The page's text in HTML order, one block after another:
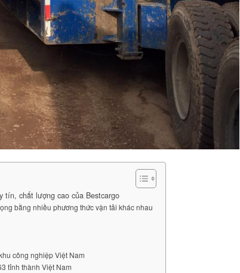
tín, chất lượng cao của Bestcargo
bằng nhiều phương thức vận tải khác nhau
công nghiệp Việt Nam
tỉnh thành Việt Nam